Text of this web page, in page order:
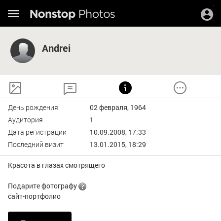
Andrei
День рождения
02 февраля, 1964
Аудитория
1
Дата регистрации
10.09.2008, 17:33
Последний визит
13.01.2015, 18:29
Красота в глазах смотрящего
Подарите фотографу
сайт-портфолио